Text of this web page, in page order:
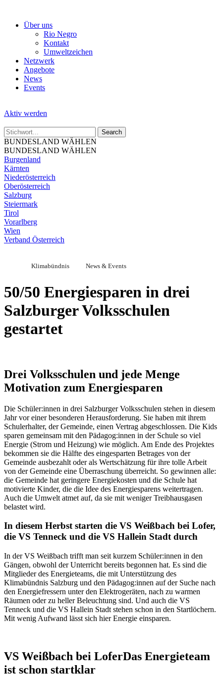
Über uns
Rio Negro
Kontakt
Umweltzeichen
Netzwerk
Angebote
News
Events
Aktiv werden
BUNDESLAND WÄHLEN
BUNDESLAND WÄHLEN
Burgenland
Kärnten
Niederösterreich
Oberösterreich
Salzburg
Steiermark
Tirol
Vorarlberg
Wien
Verband Österreich
Klimabündnis News & Events
50/50 Energiesparen in drei
Salzburger Volksschulen
gestartet
Drei Volksschulen und jede Menge
Motivation zum Energiesparen
Die Schüler:innen in drei Salzburger Volksschulen stehen in diesem
Jahr vor einer besonderen Herausforderung. Sie haben mit ihrem
Schulerhalter, der Gemeinde, einen Vertrag abgeschlossen. Die Kids
sparen gemeinsam mit den Pädagog:innen in der Schule so viel
Energie (Strom und Heizung) wie möglich. Am Ende des Projektes
bekommen sie die Hälfte des eingesparten Betrages von der
Gemeinde ausbezahlt oder als Wertschätzung für ihre tolle Arbeit
von der Gemeinde eine Überraschung überreicht. So gewinnen alle:
die Gemeinde hat geringere Energiekosten und die Schule hat
motivierte Kinder, die die Idee des Energiesparens weitertragen.
Auch die Umwelt atmet auf, da sie mit weniger Treibhausgasen
belastet wird.
In diesem Herbst starten die VS Weißbach bei Lofer,
die VS Tenneck und die VS Hallein Stadt durch
In der VS Weißbach trifft man seit kurzem Schüler:innen in den
Gängen, obwohl der Unterricht bereits begonnen hat. Es sind die
Mitglieder des Energieteams, die mit Unterstützung des
Klimabündnis Salzburg und den Pädagog:innen auf der Suche nach
den Energiefressern unter den Elektrogeräten, nach zu warmen
Räumen oder zu heller Beleuchtung sind. Und auch die VS
Tenneck und die VS Hallein Stadt stehen schon in den Startlöchern.
Mit wenig Aufwand lässt sich hier Energie einsparen.
VS Weißbach bei LoferDas Energieteam
ist schon startklar